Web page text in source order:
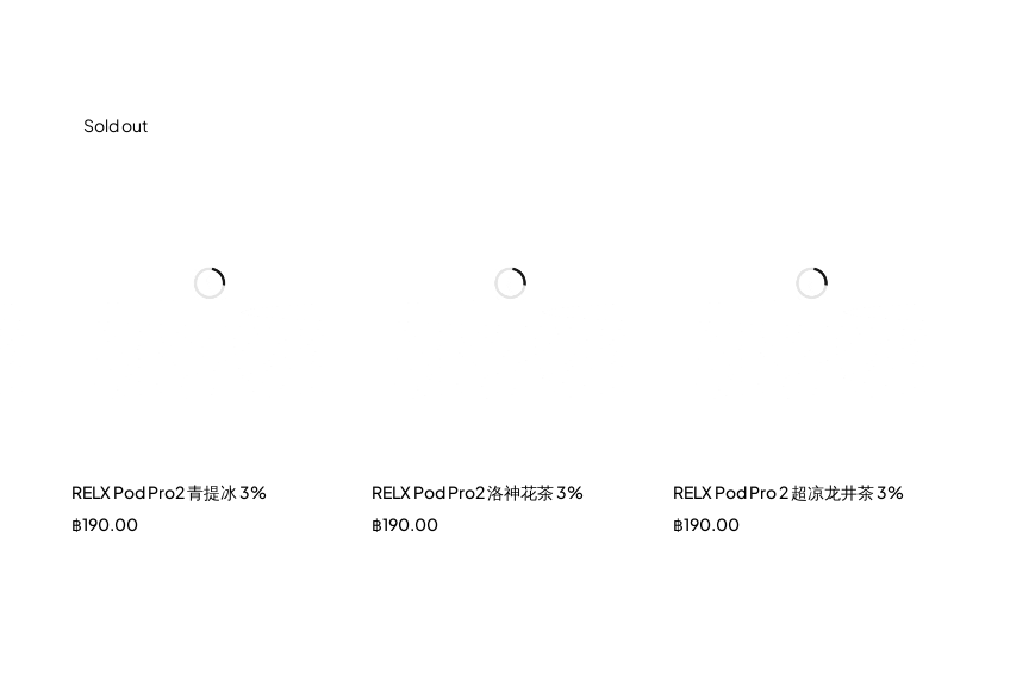
Sold out
RELX Pod Pro2 青提冰 3%
฿190.00
RELX Pod Pro2 洛神花茶 3%
฿190.00
RELX Pod Pro 2 超凉龙井茶 3%
฿190.00